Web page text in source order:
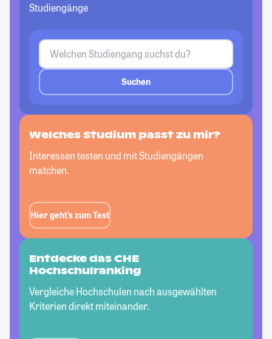
Studiengänge
Suchen
Welches Studium passtzu mir?
Interessen testen und mit Studiengängen
matchen.
Hier geht’s zum Test
Entdecke das CHE
Hochschulranking
Vergleiche Hochschulen nach ausgewählten
Kriterien direkt miteinander.